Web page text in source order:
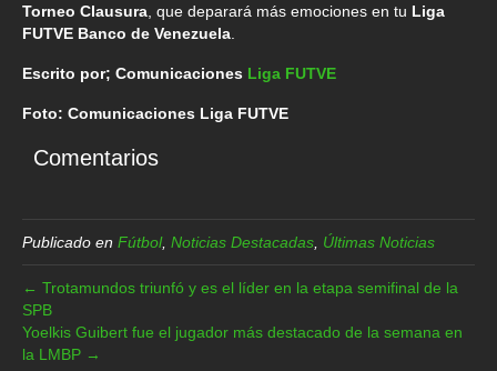
Torneo Clausura , que deparará más emociones en tu Liga
FUTVE Banco de Venezuela
Escrito por; Comunicaciones Liga FUTVE
Foto: Comunicaciones Liga FUTVE
Comentarios
Publicado en Fútbol, Noticias Destacadas Últimas Noticias
← Trotamundos triunfó y es el líder en la etapa semifinal de la
SPB
Yoelkis Guibert fue el jugador más destacado de la semana en
la LMBP →